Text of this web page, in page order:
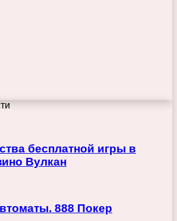
бесплатной игры в
Вулкан
888 Покер